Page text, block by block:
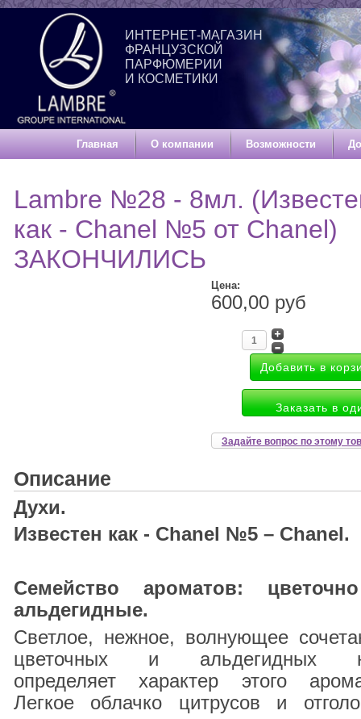
ИНТЕРНЕТ-МАГАЗИН
ФРАНЦУЗСКОЙ
ПАРФЮМЕРИИ
И КОСМЕТИКИ
Главная О компании Возможности
Lambre №28 - 8мл.
как - Chanel №5 от Chanel)
ЗАКОНЧИЛИСЬ
Цена:
600,00 руб
Заказать в
Задайте вопрос по этому
Описание
Духи.
Известен как - Chanel №5 – Chanel.
Семейство ароматов:
альдегидные.
Светлое, нежное, волнующее
цветочных и альдегидных
определяет характер этого
Легкое облачко цитрусов и